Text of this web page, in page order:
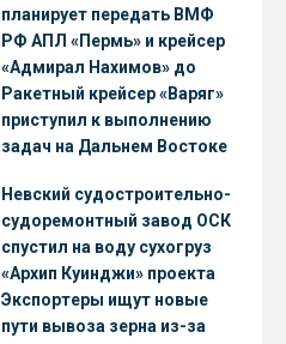
планирует передать ВМФ
РФ АПЛ «Пермь» и крейсер
«Адмирал Нахимов» до
конца 2026 года
Ракетный крейсер «Варяг»
приступил к выполнению
задач на Дальнем Востоке
Невский судостроительно-
судоремонтный завод ОСК
спустил на воду сухогруз
«Архип Куинджи» проекта
RSD59
Экспортеры ищут новые
пути вывоза зерна из-за